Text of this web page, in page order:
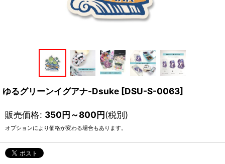
ゆるグリーンイグアナ-Dsuke [DSU-S-0063]
販売価格: 350円～800円(税別)
オプションにより価格が変わる場合もあります。